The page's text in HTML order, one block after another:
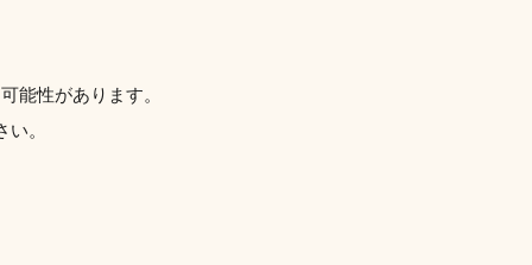
能性があります。
。